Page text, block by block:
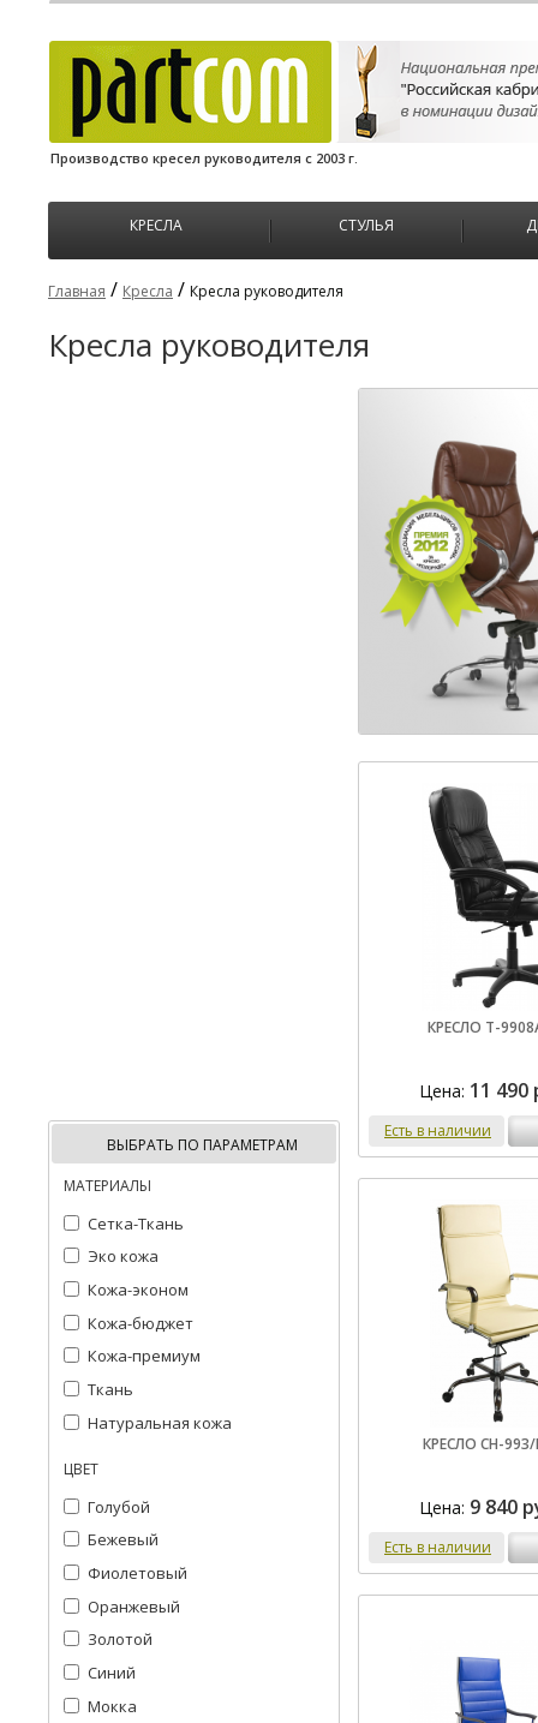
Производство кресел руководителя с 2003 г.
КРЕСЛА СТУЛЬЯ
Главная / Кресла / Кресла руководителя
Кресла руководителя
ВЫБРАТЬ ПО ПАРАМЕТРАМ
МАТЕРИАЛЫ
Сетка-Ткань
Эко кожа
Кожа-эконом
Кожа-бюджет
Кожа-премиум
Ткань
Натуральная кожа
ЦВЕТ
Голубой
Бежевый
Фиолетовый
Оранжевый
Золотой
Синий
Мокка
КРЕСЛО T-
Цена: 11 490
Есть в наличии
КРЕСЛО CH-993/
Цена: 9 840
Есть в наличии